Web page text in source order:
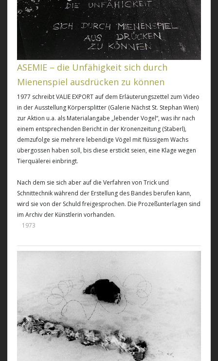
ASEMIE – die Unfähigkeit sich durch
Mienenspiel ausdrücken zu können
1977 schreibt VALIE EXPORT auf dem Erläuterungszettel zum Video
in der Ausstellung Körpersplitter (Galerie Nächst St. Stephan Wien)
zur Aktion u.a. als Materialangabe „lebender Vogel“, was ihr nach
einem entsprechenden Bericht in der Kronenzeitung (Staberl),
demzufolge sie mehrere lebendige Vögel mit flüssigem Wachs
übergossen haben soll, bis diese erstickt seien, eine Klage wegen
Tierquälerei einbringt.
Nach dem sie sich aber auf die Verfahren von Trick und
Schnittechnik während der Erstellung des Bandes berufen kann,
wird sie von der Schuld freigesprochen. Die Prozeßunterlagen sind
im Archiv der Künstlerin vorhanden.
1973